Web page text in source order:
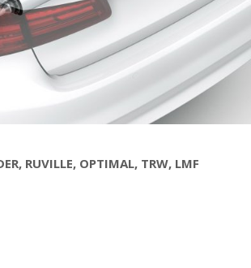
RUVILLE, OPTIMAL, TRW, LMF